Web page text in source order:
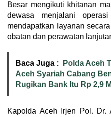
Besar mengikuti khitanan
dewasa menjalani
mendapatkan layanan
obatan dan perawatan
Baca Juga :
Polda Aceh
Aceh Syariah Cabang
Rugikan Bank Itu Rp 2,9 M
Kapolda Aceh Irjen Pol. Dr.